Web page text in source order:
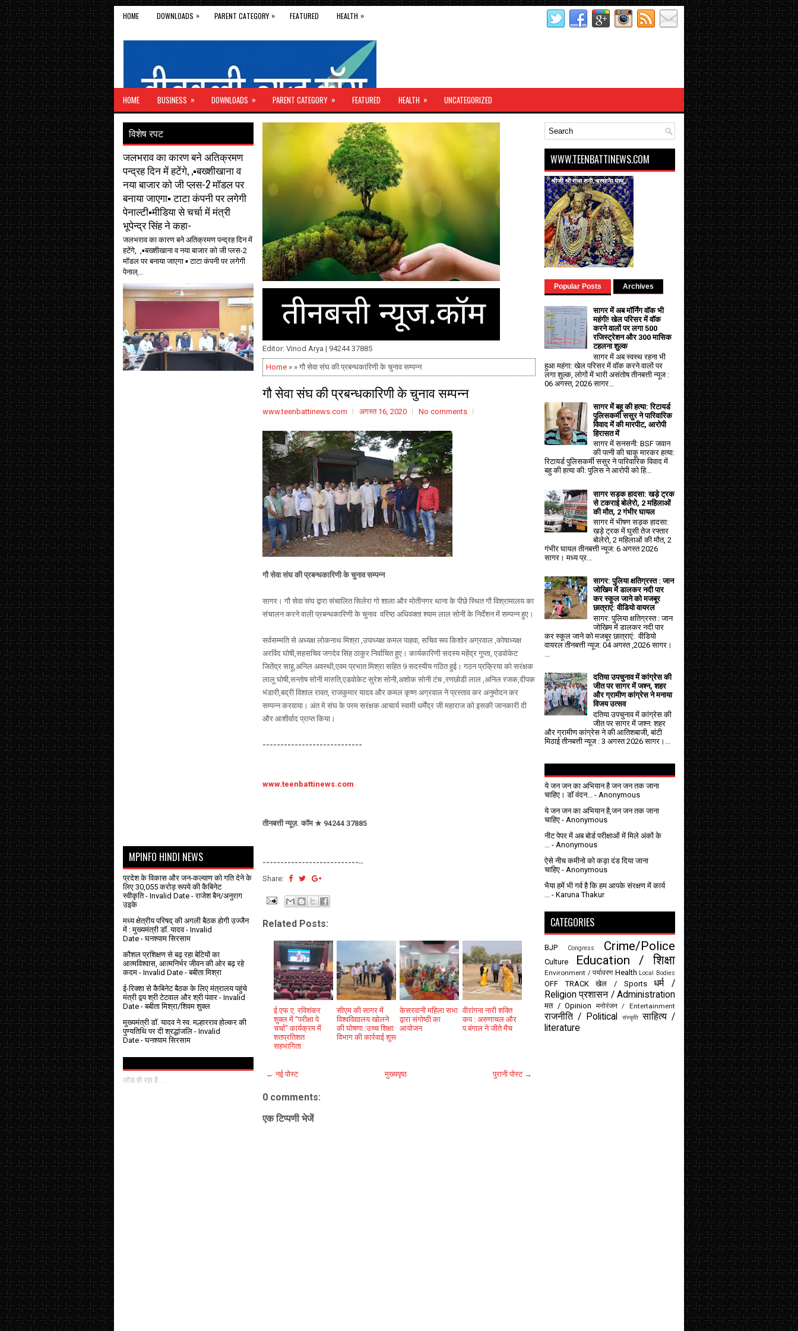
HOME DOWNLOADS » PARENT CATEGORY » FEATURED HEALTH »
HOME BUSINESS » DOWNLOADS » PARENT CATEGORY » FEATURED HEALTH » UNCATEGORIZED
Editor: Vinod Arya | 94244 37885
Home » » गौ सेवा संघ की प्रबन्धकारिणी के चुनाव सम्पन्न
गौ सेवा संघ की प्रबन्धकारिणी के चुनाव सम्पन्न
www.teenbattinews.com अगस्त 16, 2020 No comments
गौ सेवा संघ की प्रबन्धकारिणी के चुनाव सम्पन्न
सागर। गौ सेवा संघ द्वारा संचालित सिलेरा गो शाला और मोतीनगर थाना के पीछे स्थित गौ विश्रामालय का
संचालन करने वाली प्रबन्धकारिणी के चुनाव वरिष्ठ अधिवक्ता श्याम लाल सोनी के निर्देशन में सम्पन्न हुए।
सर्वसम्मति से अध्यक्ष लोकनाथ मिश्रा ,उपाध्यक्ष कमल पाहवा, सचिव रूप किशोर अग्रवाल ,कोषाध्यक्ष
अरविंद घोषी,सहसचिव जगदेव सिंह ठाकुर निर्वाचित हुए। कार्यकारिणी सदस्य महेंद्र गुप्ता, एडवोकेट
जितेंद्र साहू,अनिल अवस्थी,एवम प्रभात मिश्रा सहित 9 सदस्यीय गठित हुई। गठन प्रक्रिया को सरंक्षक
लालू घोषी,सन्तोष सोनी मारुति,एडवोकेट सुरेश सोनी,अशोक सोनी टंच ,रणछोडी लाल ,अनिल रजक,दीपक
भंडारी,बद्री विशाल रावत, राजकुमार यादव और कमल कृष्ण अग्रवाल ने प्रस्ताव कर अनुमोदन कर
सम्पन्न करवाया। अंत मे संघ के परम सरंक्षक आचार्य स्वामी धर्मेंद्र जी महाराज को इसकी जानकारी दी
और आशीर्वाद प्राप्त किया।
----------------------------
www.teenbattinews.com
तीनबत्ती न्यूज़. कॉम ★ 94244 37885
-----------------------------
Share:
Related Posts:
ई.एफ.ए. रविशंकर
शुक्ल में ‘‘परीक्षा पे
चर्चा’’ कार्यक्रम में
शतप्रतिशत
सहभागिता
सीएम की सागर में
विश्वविद्यालय खोलने
की घोषणा :उच्च शिक्षा
विभाग की कार्रवाई शुरू
केसरवानी महिला सभा
द्वारा संगोष्ठी का
आयोजन
वीरांगना नारी शक्ति
कप : अरुणाचल और
प.बंगाल ने जीते मैच
← नई पोस्ट पुरानी पोस्ट →
मुख्यपृष्ठ
0 comments:
एक टिप्पणी भेजें
विशेष रपट
जलभराव का कारण बने अतिक्रमण
पन्द्रह दिन में हटेंगे, ,▪️बख्शीखाना व
नया बाजार को जी प्लस-2 मॉडल पर
बनाया जाएगा▪️ टाटा कंपनी पर लगेगी
पेनाल्टी▪️मीडिया से चर्चा में मंत्री
भूपेन्द्र सिंह ने कहा-
जलभराव का कारण बने अतिक्रमण पन्द्रह दिन में
हटेंगे, ,▪️बख्शीखाना व नया बाजार को जी प्लस-2
मॉडल पर बनाया जाएगा ▪️ टाटा कंपनी पर लगेगी
पेनाल्...
MPINFO HINDI NEWS
प्रदेश के विकास और जन-कल्याण को गति देने के
लिए 30,055 करोड़ रूपये की कैबिनेट
स्वीकृति- Invalid Date - राजेश बैन/अनुराग
उइके
मध्य क्षेत्रीय परिषद् की अगली बैठक होगी उज्जैन
में : मुख्यमंत्री डॉ. यादव- Invalid
Date - घनश्याम सिरसाम
कौशल प्रशिक्षण से बढ़ रहा बेटियों का
आत्मविश्वास, आत्मनिर्भर जीवन की ओर बढ़ रहे
कदम - Invalid Date - बबीता मिश्रा
ई-रिक्शा से कैबिनेट बैठक के लिए मंत्रालय पहुंचे
मंत्री द्वय श्री टेटवाल और श्री पंवार - Invalid
Date - बबीता मिश्रा/शिवम शुक्ल
मुख्यमंत्री डॉ. यादव ने स्व. मल्हारराव होल्कर की
पुण्यतिथि पर दी श्रद्धांजलि - Invalid
Date - घनश्याम सिरसाम
लोड हो रहा है. . .
WWW.TEENBATTINEWS.COM
Popular Posts Archives
सागर में अब मॉर्निंग वॉक भी
महंगी! खेल परिसर में वॉक
करने वालों पर लगा ₹500
रजिस्ट्रेशन और ₹300 मासिक
टहलना शुल्क
सागर में अब स्वस्थ रहना भी
हुआ महंगा: खेल परिसर में वॉक करने वालों पर
लगा शुल्क, लोगों में भारी असंतोष तीनबत्ती न्यूज :
06 अगस्त, 2026 सागर...
सागर में बहू की हत्या: रिटायर्ड
पुलिसकर्मी ससुर ने पारिवारिक
विवाद में की मारपीट, आरोपी
हिरासत में
सागर में सनसनी: BSF जवान
की पत्नी की चाकू मारकर हत्या:
रिटायर्ड पुलिसकर्मी ससुर ने पारिवारिक विवाद में
बहु की हत्या की: पुलिस ने आरोपी को हि...
सागर सड़क हादसा: खड़े ट्रक
से टकराई बोलेरो, 2 महिलाओं
की मौत, 2 गंभीर घायल
सागर में भीषण सड़क हादसा:
खड़े ट्रक में घुसी तेज रफ्तार
बोलेरो, 2 महिलाओं की मौत, 2
गंभीर घायल तीनबत्ती न्यूज: 6 अगस्त 2026
सागर। मध्य प्र...
सागर: पुलिया क्षतिग्रस्त : जान
जोखिम में डालकर नदी पार
कर स्कूल जाने को मजबूर
छात्राएं: वीडियो वायरल
सागर: पुलिया क्षतिग्रस्त : जान
जोखिम में डालकर नदी पार
कर स्कूल जाने को मजबूर छात्राएं: वीडियो
वायरल तीनबत्ती न्यूज: 04 अगस्त ,2026 सागर।
...
दतिया उपचुनाव में कांग्रेस की
जीत पर सागर में जश्न, शहर
और ग्रामीण कांग्रेस ने मनाया
विजय उत्सव
दतिया उपचुनाव में कांग्रेस की
जीत पर सागर में जश्न: शहर
और ग्रामीण कांग्रेस ने की आतिशबाजी, बांटी
मिठाई तीनबत्ती न्यूज : 3 अगस्त 2026 सागर।...
ये जन जन का अभियान है जन जन तक जाना
चाहिए। डॉ वंदन...
- Anonymous
ये जन जन का अभियान है,जन जन तक जाना
चाहिए - Anonymous
नीट पेपर में अब बोर्ड परीक्षाओं में मिले अंकों के
- Anonymous
ऐसे नीच कमीनो को कड़ा दंड दिया जाना
चाहिए - Anonymous
भैया हमें भी गर्व है कि हम आपके संरक्षण में कार्य
- Karuna Thakur
CATEGORIES
BJP Congress Crime/Police
Culture Education / शिक्षा
Environment / पर्यावरण Health Local Bodies
OFF TRACK खेल / Sports
धर्म /
Religion प्रशासन / Administration
मत / Opinion मनोरंजन / Entertainment
राजनीति / Political संस्कृति साहित्य /
literature